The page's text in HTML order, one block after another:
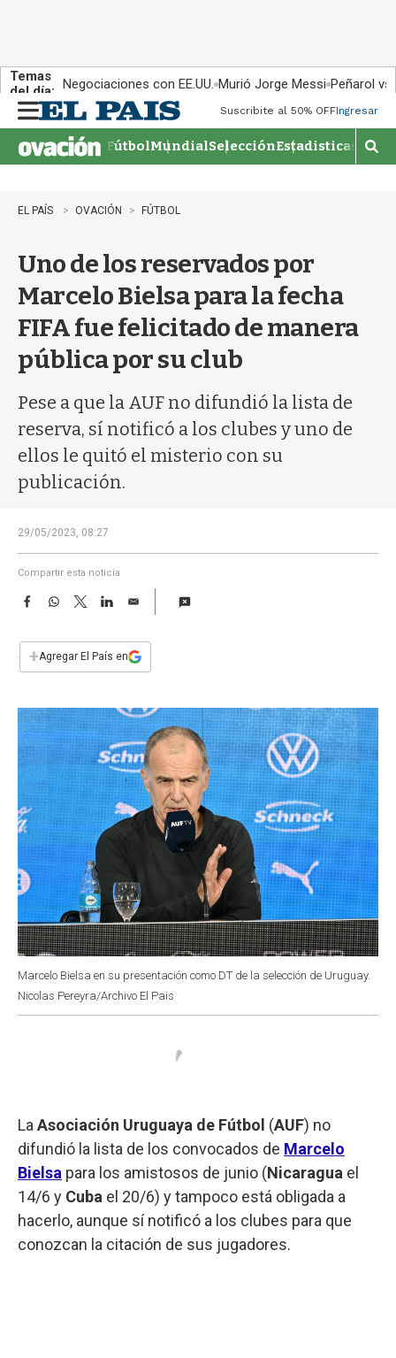
Temas
del día: Negociaciones con EE.UU. Murió Jorge Messi Peñarol
n
u
Suscribite al 50% OFFIngresar
FútbolMundialSelecciónEstadisticas
M
o
EL PAÍS OVACIÓN FÚTBOL
Uno de los reservados por
Marcelo Bielsa para la fecha
FIFA fue felicitado de manera
pública por su club
Pese a que la AUF no difundió la lista de
reserva, sí notificó a los clubes y uno de
ellos le quitó el misterio con su
publicación.
29/05/2023, 08:27
Compartir esta noticia
F
e
b
k
W
s
p
T
w
t
L
n
E
i
l
+Agregar El País en
Marcelo Bielsa en su presentación como DT de la selección de Uruguay.
Nicolas Pereyra/Archivo El Pais
La Asociación Uruguaya de Fútbol (AUF) no
difundió la lista de los convocados de Marcelo
Bielsa para los amistosos de junio (Nicaragua el
14/6 y Cuba el 20/6) y tampoco está obligada a
hacerlo, aunque sí notificó a los clubes para que
conozcan la citación de sus jugadores.